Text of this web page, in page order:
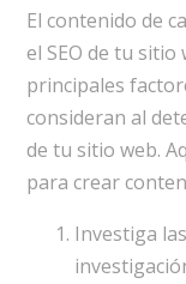
El contenido de
el SEO de tu sitio
principales
consideran al
de tu sitio web.
para crear
Investiga